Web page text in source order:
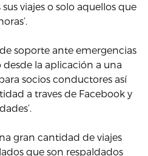
viajes o solo aquellos que
soporte ante emergencias
la aplicación a una
socios conductores así
a traves de Facebook y
gran cantidad de viajes
que son respaldados